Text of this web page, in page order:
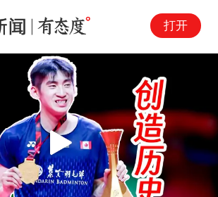
打开
Play